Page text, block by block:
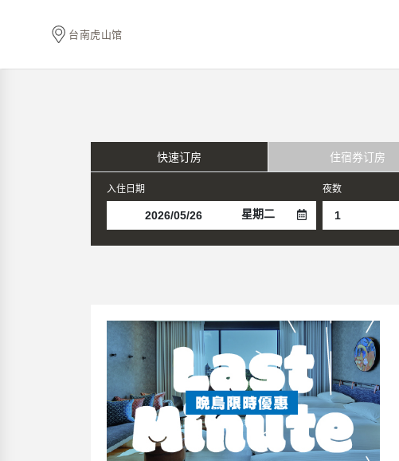
台南虎山馆
快速订房 住宿券订房
入住日期
星期二
夜数